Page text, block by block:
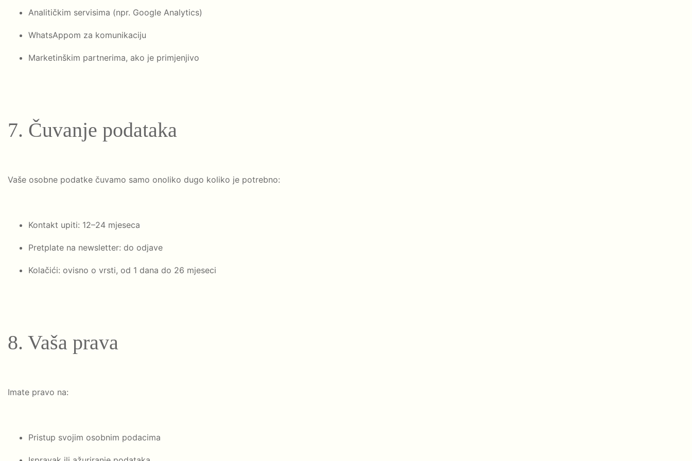
Analitičkim servisima (npr. Google Analytics)
WhatsAppom za komunikaciju
Marketinškim partnerima, ako je primjenjivo
7. Čuvanje podataka
Vaše osobne podatke čuvamo samo onoliko dugo koliko je potrebno:
Kontakt upiti: 12–24 mjeseca
Pretplate na newsletter: do odjave
Kolačići: ovisno o vrsti, od 1 dana do 26 mjeseci
8. Vaša prava
Imate pravo na:
Pristup svojim osobnim podacima